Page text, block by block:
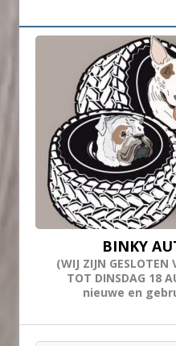
BINKY
(WIJ ZIJN GESLOTEN
TOT DINSDAG 18
nieuwe en